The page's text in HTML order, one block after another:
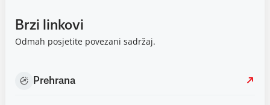
Brzi linkovi
Odmah posjetite povezani sadržaj.
Prehrana